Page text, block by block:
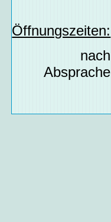
Öffnungszeiten:
nach
Absprache